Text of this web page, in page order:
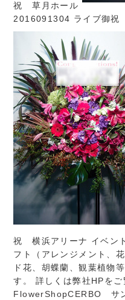
祝 草月ホール
2016091304 ライブ御祝
祝 横浜アリーナ イベン
フト（アレンジメント、
ド花、胡蝶蘭、観葉植物
す。 詳しくは弊社HPをご
FlowerShopCERBO サ